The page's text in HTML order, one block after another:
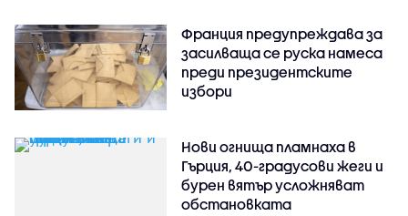
Франция предупреждава за
засилваща се руска намеса
преди президентските
избори
Нови огнища пламнаха в
Гърция, 40-градусови жеги и
бурен вятър усложняват
обстановката